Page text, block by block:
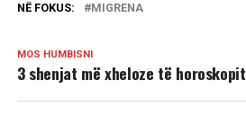
NË FOKUS: MIGRENA
MOS HUMBISNI
3 shenjat më xheloze të horoskopit